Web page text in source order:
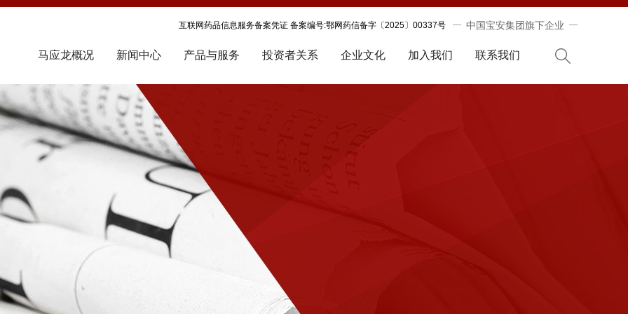
互联网药品信息服务备案凭证 备案编号:鄂网药信备字〔2025〕00337号 中国宝安集团旗下企业
马应龙概况 新闻中心 产品与服务 投资者关系 企业文化 加入我们 联系我们